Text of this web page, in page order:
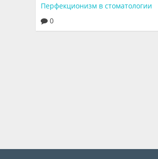
Перфекционизм в стоматологии
0